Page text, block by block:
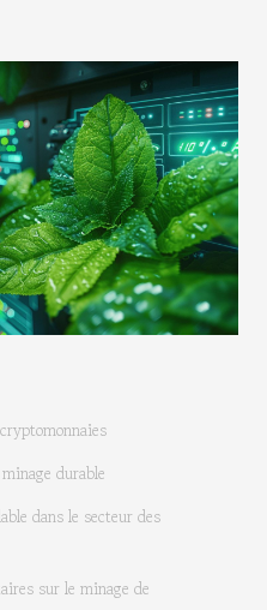
durable
dans le secteur des
sur le minage de